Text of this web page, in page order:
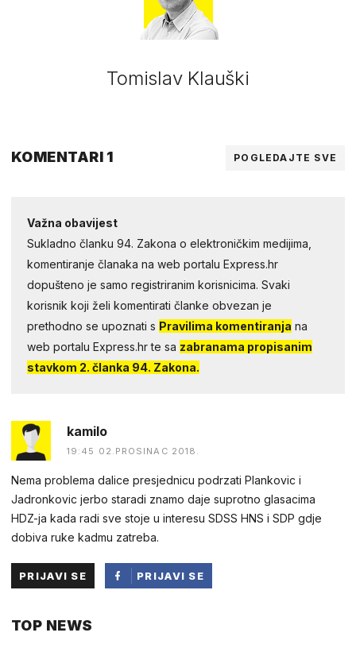
Tomislav Klauški
KOMENTARI 1 POGLEDAJTE SVE
Važna obavijest
Sukladno članku 94. Zakona o elektroničkim medijima,
komentiranje članaka na web portalu Express.hr
dopušteno je samo registriranim korisnicima. Svaki
korisnik koji želi komentirati članke obvezan je
prethodno se upoznati s Pravilima komentiranja na
web portalu Express.hr te sa zabranama propisanim
stavkom 2. članka 94. Zakona.
kamilo
19:45 02.PROSINAC 2018.
Nema problema dalice presjednicu podrzati Plankovic i
Jadronkovic jerbo staradi znamo daje suprotno glasacima
HDZ-ja kada radi sve stoje u interesu SDSS HNS i SDP gdje
dobiva ruke kadmu zatreba.
PRIJAVI SE
PRIJAVI SE
TOP NEWS